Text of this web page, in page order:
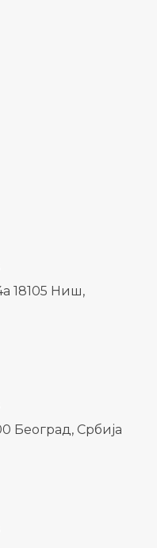
18105 Ниш,
Београд, Србија